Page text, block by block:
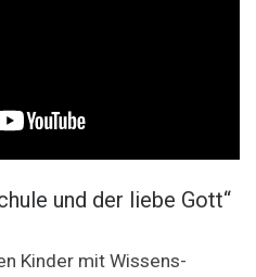
und der liebe Gott“
Kinder mit Wissens-